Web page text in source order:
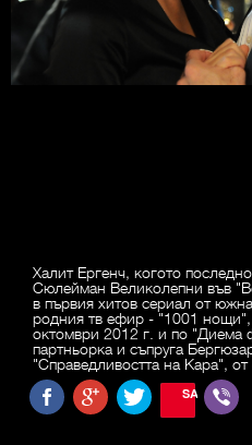
Халит Ергенч, когото
Сюлейман Великолепни във
в първия хитов сериал от
родния тв ефир - "1001
октомври 2012 г. и по "Диема
партньорка и съпруга
"Справедливостта на Кара",
SAVE